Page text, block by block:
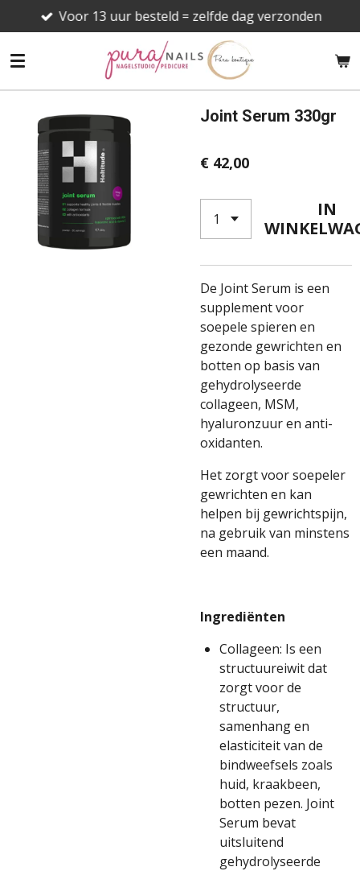
direct
naar
hoofdinhoud
Voor 13 uur besteld = zelfde dag verzonden
Joint Serum 330gr
€ 42,00
IN
De Joint Serum is een
supplement voor
soepele spieren en
gezonde gewrichten en
botten op basis van
gehydrolyseerde
collageen, MSM,
hyaluronzuur en anti-
oxidanten.
Het zorgt voor soepeler
gewrichten en kan
helpen bij gewrichtspijn,
na gebruik van minstens
een maand.
Ingrediënten
Collageen: Is een
structuureiwit dat
zorgt voor de
structuur,
samenhang en
elasticiteit van de
bindweefsels zoals
huid, kraakbeen,
botten pezen. Joint
Serum bevat
uitsluitend
gehydrolyseerde